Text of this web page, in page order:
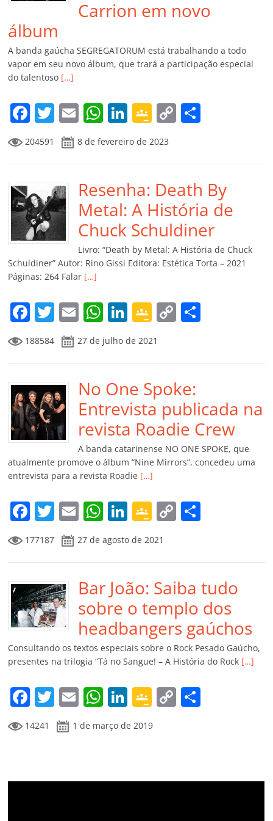
Carrion em novo
álbum
A banda gaúcha SEGREGATORUM está trabalhando a todo
vapor em seu novo álbum, que trará a participação especial
do talentoso […]
F
a
c
e
b
o
o
k
T
w
itt
er
E
m
ai
l
W
at
s
A
p
p
Li
k
e
dI
n
G
o
o
gl
e
Cl
a
ss
ro
m
C
y
Li
n
k
p
ar
til
h
ar
204591 8 de fevereiro de 2023
Resenha: Death By
Metal: A História de
Chuck Schuldiner
Livro: “Death by Metal: A História de Chuck
Schuldiner” Autor: Rino Gissi Editora: Estética Torta – 2021
Páginas: 264 Falar […]
F
a
c
e
b
o
o
k
T
w
itt
er
E
m
ai
l
W
h
at
s
A
p
p
Li
n
k
e
dI
n
G
o
o
gl
e
Cl
a
ss
ro
o
m
C
y
Li
n
k
p
til
h
ar
188584 27 de julho de 2021
No One Spoke:
Entrevista publicada na
revista Roadie Crew
A banda catarinense NO ONE SPOKE, que
atualmente promove o álbum “Nine Mirrors”, concedeu uma
entrevista para a revista Roadie […]
F
a
c
e
b
o
o
k
T
w
itt
er
E
m
ai
l
W
at
s
A
p
p
Li
n
k
e
dI
n
G
o
o
gl
e
Cl
a
ss
ro
o
m
C
y
Li
n
k
p
ar
til
h
ar
177187 27 de agosto de 2021
Bar João: Saiba tudo
sobre o templo dos
headbangers gaúchos
Consultando os textos especiais sobre o Rock Pesado Gaúcho,
presentes na trilogia “Tá no Sangue! – A História do Rock […]
F
a
c
b
T
w
itt
E
m
ai
W
at
A
Li
n
k
dI
G
o
o
e
C
Li ar
14241 1 de março de 2019